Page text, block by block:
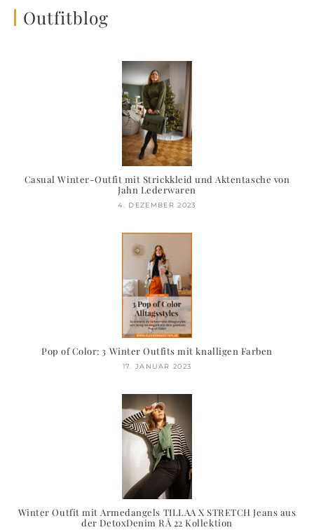
Outfitblog
Casual Winter-Outfit mit Strickkleid und Aktentasche von
Jahn Lederwaren
4. DEZEMBER 2023
Pop of Color: 3 Winter Outfits mit knalligen Farben
17. JANUAR 2023
Winter Outfit mit Armedangels TILLAA X STRETCH Jeans aus
der DetoxDenim RÅ 22 Kollektion